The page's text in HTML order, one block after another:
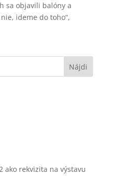
sa objavili balóny a
ideme do toho“,
ako rekvizita na výstavu